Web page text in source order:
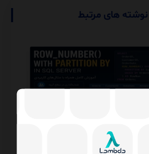
نوشته های مرتبط